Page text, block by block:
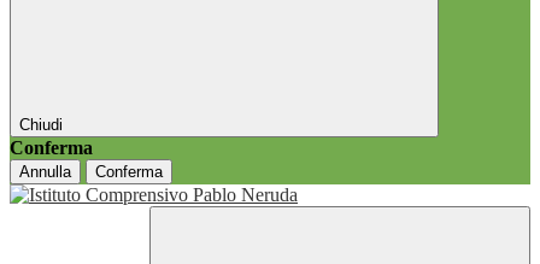
Chiudi
Conferma
Annulla Conferma